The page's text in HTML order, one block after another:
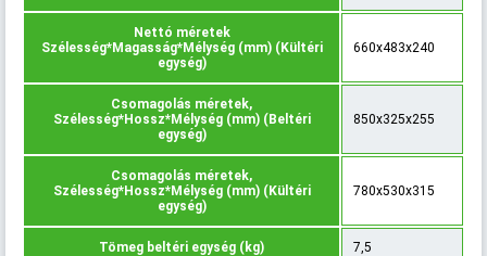
Nettó méretek
Szélesség*Magasság*Mélység (mm) (Kültéri
egység)
660x483x240
Csomagolás méretek,
Szélesség*Hossz*Mélység (mm) (Beltéri
egység)
850x325x255
Csomagolás méretek,
Szélesség*Hossz*Mélység (mm) (Kültéri
egység)
780x530x315
Tömeg beltéri egység (kg) 7,5